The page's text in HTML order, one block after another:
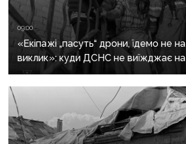
09:00
«Екіпажі „пасуть“ дрони, їдемо не
виклик»: куди ДСНС не виїжджає на
надзвичайних ситуацій у
та Слов’янську